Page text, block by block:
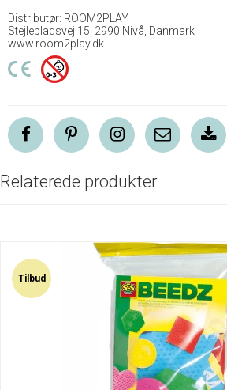
Distributør: ROOM2PLAY
Stejlepladsvej 15, 2990 Nivå, Danmark
www.room2play.dk
Relaterede produkter
Tilbud